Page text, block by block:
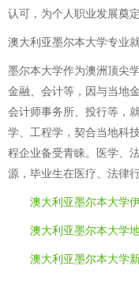
认可，为个人职业发展奠
澳大利亚墨尔本大学专业
墨尔本大学作为澳洲顶尖
金融、会计等，因与当地
会计师事务所、投行等，
学、工程学，契合当地科
程企业备受青睐。医学、
源，毕业生在医疗、法律
澳大利亚墨尔本大学
澳大利亚墨尔本大学
澳大利亚墨尔本大学